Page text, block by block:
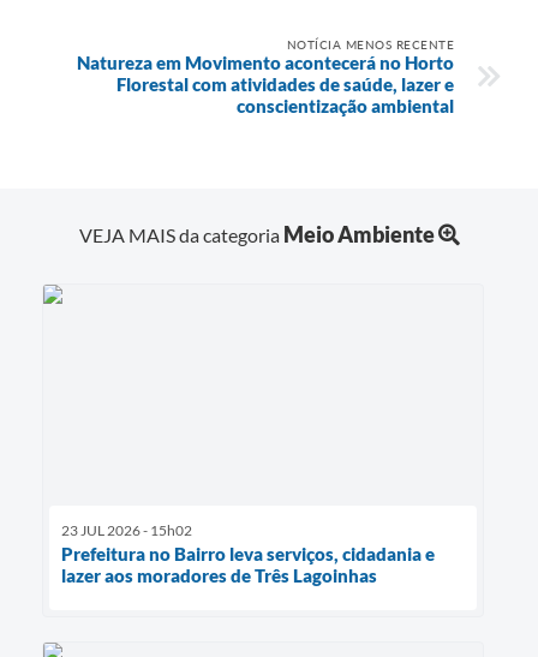
NOTÍCIA MENOS RECENTE
Natureza em Movimento acontecerá no Horto
Florestal com atividades de saúde, lazer e
conscientização ambiental
VEJA MAIS da categoria Meio Ambiente
23 JUL 2026 - 15h02
Prefeitura no Bairro leva serviços, cidadania e
lazer aos moradores de Três Lagoinhas